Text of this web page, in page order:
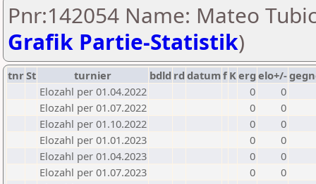
Pnr:142054 Name: Mateo
Grafik Partie-Statistik)
tnrSt turnier bdld rd datumf Kerg elo+/-
Elozahl per 01.04.2022
0
0
Elozahl per 01.07.2022
0
0
Elozahl per 01.10.2022
0
0
Elozahl per 01.01.2023
0
0
Elozahl per 01.04.2023
0
0
Elozahl per 01.07.2023
0
0